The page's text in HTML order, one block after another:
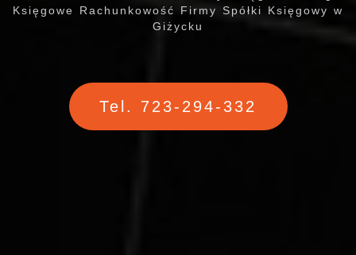
Księgowe Rachunkowość Firmy Spółki Księgowy w
Giżycku
Tel. 723-294-332